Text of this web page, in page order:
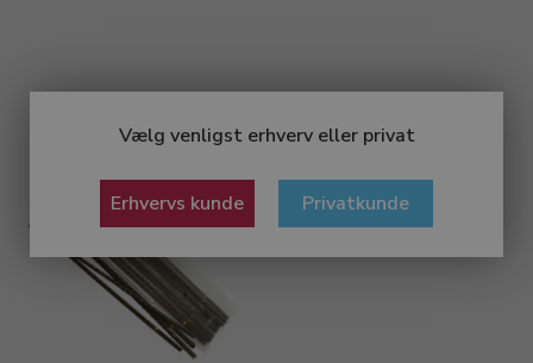
Vælg venligst erhverv eller privat
Erhvervs kunde Privatkunde